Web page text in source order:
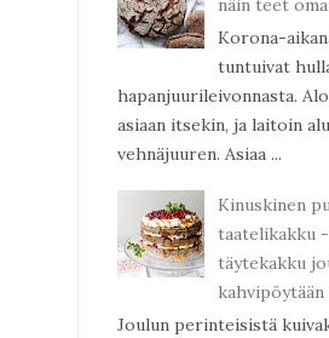
näin teet
Korona-
tuntuivat
hapanjuurileivonnasta.
asiaan itsekin, ja laitoin
vehnäjuuren. Asiaa ...
Kinuskinen
taatelikakku
täytekakku
kahvipöytään
Joulun perinteisistä